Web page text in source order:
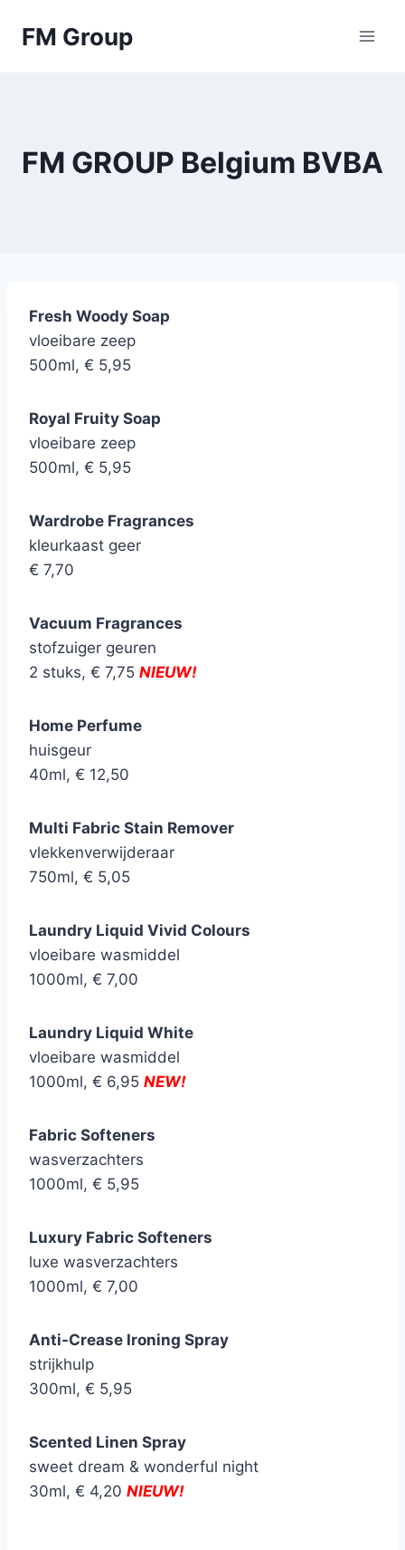
FM Group
FM GROUP Belgium BVBA
Fresh Woody Soap
vloeibare zeep
500ml, € 5,95
Royal Fruity Soap
vloeibare zeep
500ml, € 5,95
Wardrobe Fragrances
kleurkaast geer
€ 7,70
Vacuum Fragrances
stofzuiger geuren
2 stuks, € 7,75 NIEUW!
Home Perfume
huisgeur
40ml, € 12,50
Multi Fabric Stain Remover
vlekkenverwijderaar
750ml, € 5,05
Laundry Liquid Vivid Colours
vloeibare wasmiddel
1000ml, € 7,00
Laundry Liquid White
vloeibare wasmiddel
1000ml, € 6,95 NEW!
Fabric Softeners
wasverzachters
1000ml, € 5,95
Luxury Fabric Softeners
luxe wasverzachters
1000ml, € 7,00
Anti-Crease Ironing Spray
strijkhulp
300ml, € 5,95
Scented Linen Spray
sweet dream & wonderful night
30ml, € 4,20 NIEUW!